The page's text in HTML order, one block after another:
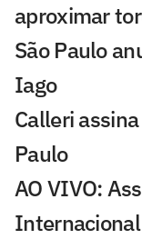
aproximar
São Paulo
Iago
Calleri
Paulo
AO VIVO: